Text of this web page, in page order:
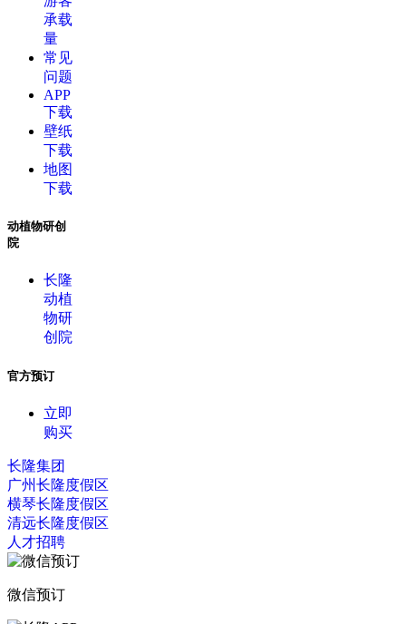
承载
量
常见
问题
APP
下载
壁纸
下载
地图
下载
动植物研创
院
长隆
动植
物研
创院
官方预订
立即
购买
长隆集团
广州长隆度假区
横琴长隆度假区
清远长隆度假区
人才招聘
微信预订